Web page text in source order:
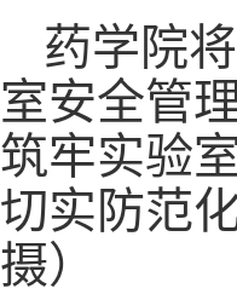
药学院
室安全管
筑牢实验
切实防范
摄）